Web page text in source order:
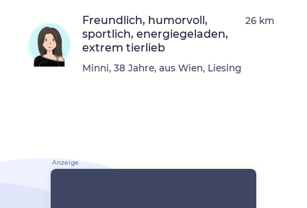
Freundlich, humorvoll,
sportlich, energiegeladen,
extrem tierlieb
Minni, 38 Jahre, aus Wien, Liesing
26 km